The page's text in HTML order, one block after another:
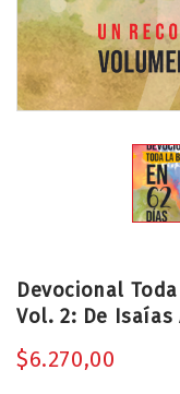
Devocional
Vol. 2: De Isaías
$6.270,00